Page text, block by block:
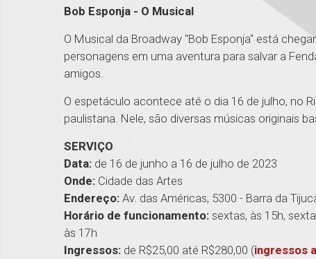
Bob Esponja - O Musical
O Musical da Broadway "Bob Esponja" está
personagens em uma aventura para salvar a
amigos.
O espetáculo acontece até o dia 16 de julho, no
paulistana. Nele, são diversas músicas originais
SERVIÇO
Data: de 16 de junho a 16 de julho de 2023
Onde: Cidade das Artes
Endereço: Av. das Américas, 5300 - Barra da
Horário de funcionamento: sextas, às 15h,
às 17h
Ingressos: de R$25,00 até R$280,00 (ingressos